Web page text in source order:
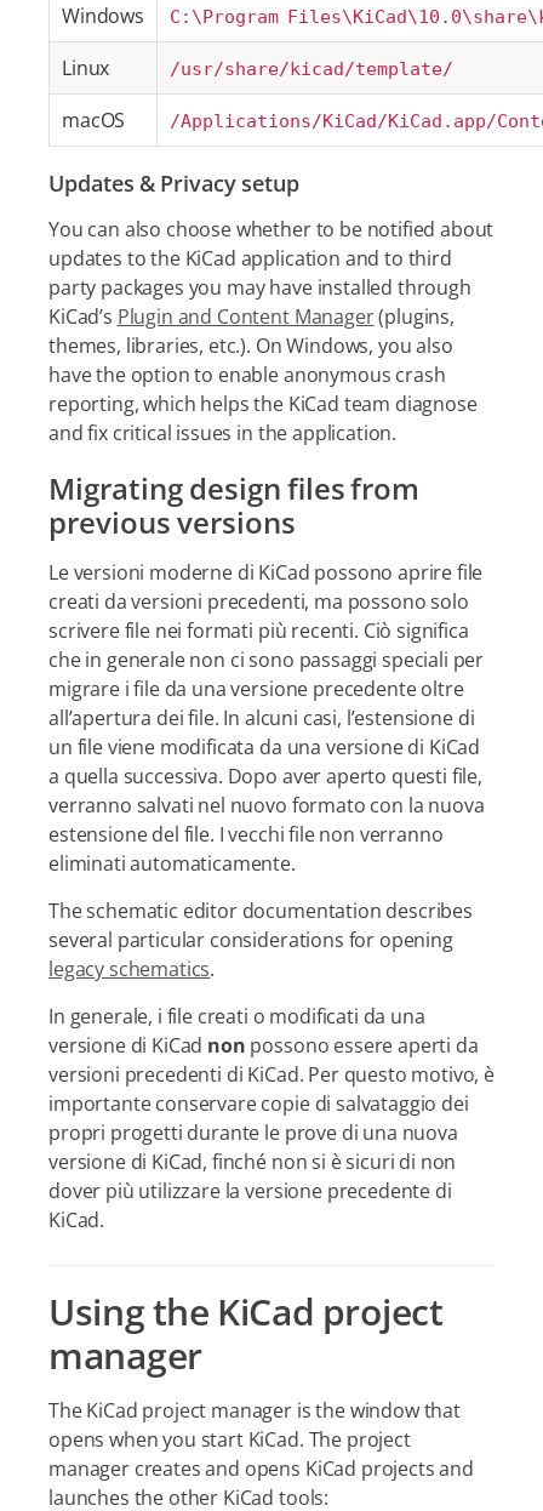
Windows C:\Program
Linux /usr/share/kicad/template/
macOS /Applications/KiCad/KiCad.app/
Updates & Privacy setup
You can also choose whether to be notified about
updates to the KiCad application and to third
party packages you may have installed through
KiCad’s Plugin and Content Manager(plugins,
themes, libraries, etc.). On Windows, you also
have the option to enable anonymous crash
reporting, which helps the KiCad team diagnose
and fix critical issues in the application.
Migrating design files from
previous versions
Le versioni moderne di KiCad possono aprire file
creati da versioni precedenti, ma possono solo
scrivere file nei formati più recenti. Ciò significa
che in generale non ci sono passaggi speciali per
migrare i file da una versione precedente oltre
all’apertura dei file. In alcuni casi, l’estensione di
un file viene modificata da una versione di KiCad
a quella successiva. Dopo aver aperto questi file,
verranno salvati nel nuovo formato con la nuova
estensione del file. I vecchi file non verranno
eliminati automaticamente.
The schematic editor documentation describes
several particular considerations for opening
legacy schematics.
In generale, i file creati o modificati da una
versione di KiCad non possono essere aperti da
versioni precedenti di KiCad. Per questo motivo, è
importante conservare copie di salvataggio dei
propri progetti durante le prove di una nuova
versione di KiCad, finché non si è sicuri di non
dover più utilizzare la versione precedente di
KiCad.
Using the KiCad project
manager
The KiCad project manager is the window that
opens when you start KiCad. The project
manager creates and opens KiCad projects and
launches the other KiCad tools: